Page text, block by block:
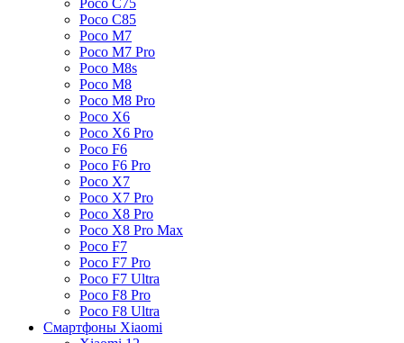
Poco C85
Poco M7
Poco M7 Pro
Poco M8s
Poco M8
Poco M8 Pro
Poco X6
Poco X6 Pro
Poco F6
Poco F6 Pro
Poco X7
Poco X7 Pro
Poco X8 Pro
Poco X8 Pro Max
Poco F7
Poco F7 Pro
Poco F7 Ultra
Poco F8 Pro
Poco F8 Ultra
Смартфоны Xiaomi